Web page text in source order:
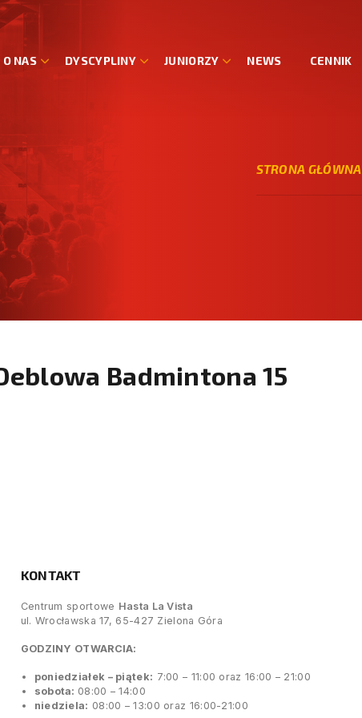
O NAS DYSCYPLINY JUNIORZY NEWS CENNIK
STRONA GŁÓWNA
Badmintona 15
KONTAKT
Centrum sportowe Hasta La Vista
ul. Wrocławska 17, 65-427 Zielona Góra
GODZINY OTWARCIA:
poniedziałek – piątek: 7:00 – 11:00 oraz 16:00 – 21:00
sobota: 08:00 – 14:00
niedziela: 08:00 – 13:00 oraz 16:00-21:00